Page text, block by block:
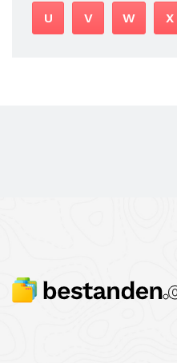
U V W X